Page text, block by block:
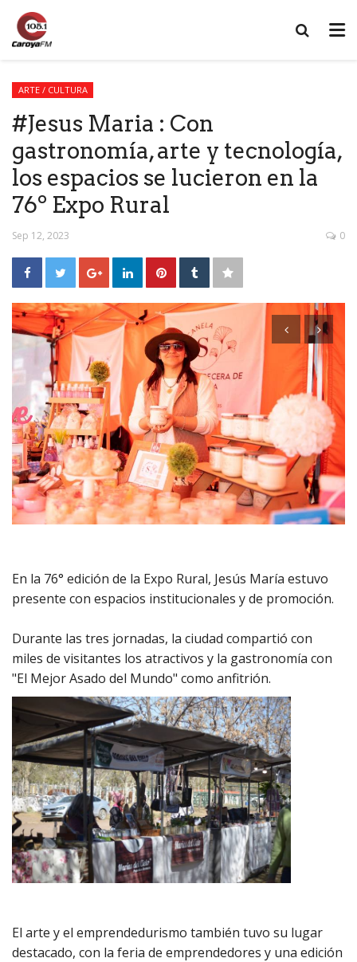
ARTE / CULTURA
#Jesus Maria : Con
gastronomía, arte y tecnología,
los espacios se lucieron en la
76º Expo Rural
Sep 12, 2023 0
En la 76° edición de la Expo Rural, Jesús María estuvo
presente con espacios institucionales y de promoción.
Durante las tres jornadas, la ciudad compartió con
miles de visitantes los atractivos y la gastronomía con
"El Mejor Asado del Mundo" como anfitrión.
El arte y el emprendedurismo también tuvo su lugar
destacado, con la feria de emprendedores y una edición